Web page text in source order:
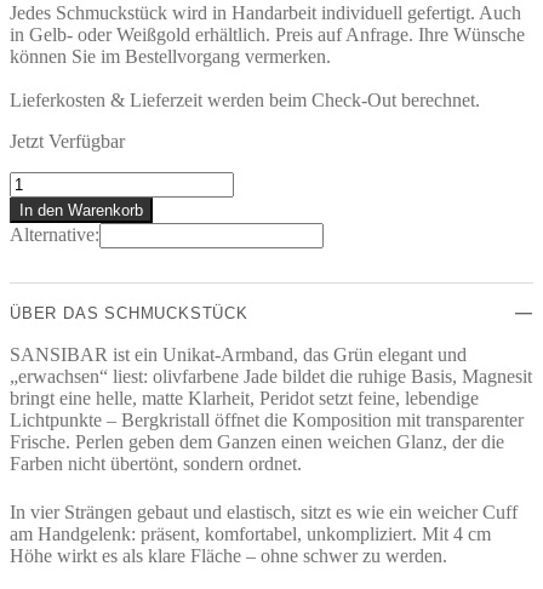
Jedes Schmuckstück wird in Handarbeit individuell gefertigt. Auch
in Gelb- oder Weißgold erhältlich. Preis auf Anfrage. Ihre Wünsche
können Sie im Bestellvorgang vermerken.
Lieferkosten & Lieferzeit werden beim Check-Out berechnet.
Jetzt Verfügbar
SANSIBAR
Armband
Menge
In den Warenkorb
Alternative:
ÜBER DAS SCHMUCKSTÜCK
SANSIBAR ist ein Unikat-Armband, das Grün elegant und
„erwachsen“ liest: olivfarbene Jade bildet die ruhige Basis, Magnesit
bringt eine helle, matte Klarheit, Peridot setzt feine, lebendige
Lichtpunkte – Bergkristall öffnet die Komposition mit transparenter
Frische. Perlen geben dem Ganzen einen weichen Glanz, der die
Farben nicht übertönt, sondern ordnet.
In vier Strängen gebaut und elastisch, sitzt es wie ein weicher Cuff
am Handgelenk: präsent, komfortabel, unkompliziert. Mit 4 cm
Höhe wirkt es als klare Fläche – ohne schwer zu werden.